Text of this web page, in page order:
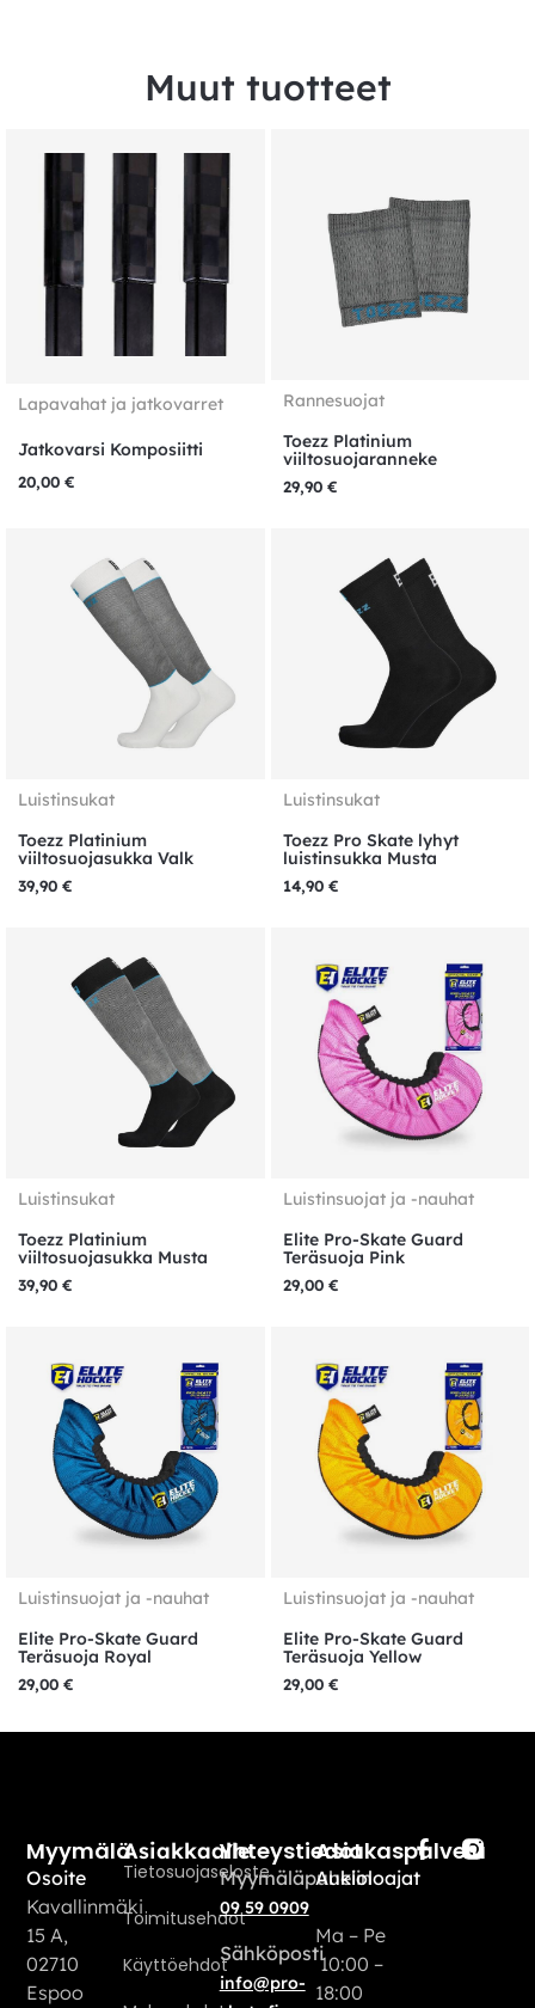
Muut tuotteet
Lapavahat ja jatkovarret
Jatkovarsi Komposiitti
20,00 €
Rannesuojat
Toezz Platinium
viiltosuojaranneke
29,90 €
Luistinsukat
Toezz Platinium
viiltosuojasukka Valk
39,90 €
Luistinsukat
Toezz Pro Skate lyhyt
luistinsukka Musta
14,90 €
Luistinsukat
Toezz Platinium
viiltosuojasukka Musta
39,90 €
Luistinsuojat ja -nauhat
Elite Pro-Skate Guard
Teräsuoja Pink
29,00 €
Luistinsuojat ja -nauhat
Elite Pro-Skate Guard
Teräsuoja Royal
29,00 €
Luistinsuojat ja -nauhat
Elite Pro-Skate Guard
Teräsuoja Yellow
29,00 €
Asiakkaalle
Tietosuojaseloste
Toimitusehdot
Käyttöehdot
Myymälä
Osoite
Kavallinmäki
15 A,
02710
Espoo
Yhteystiedot
Myymäläpuhelin
09 59 0909
Sähköposti
info@pro-
Asiakaspalvelu
Aukioloajat
Ma – Pe
10:00 –
18:00